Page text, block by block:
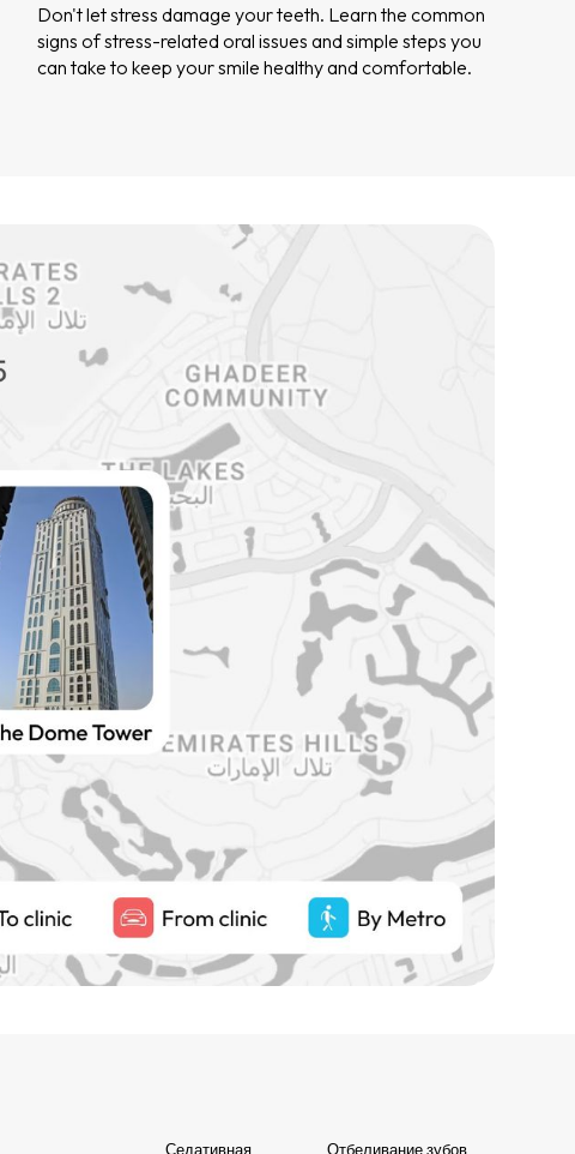
Don't let stress damage your teeth. Learn the common
signs of stress-related oral issues and simple steps you
can take to keep your smile healthy and comfortable.
Седативная Отбеливание зубов